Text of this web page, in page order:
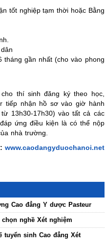
tốt nghiệp tạm thời hoặc Bằng
tháng gần nhất (cho vào phong
thí sinh đăng ký theo học,
tiếp nhận hồ sơ vào giờ hành
13h30-17h30) vào tất cả các
ứng điều kiện là có thể nộp
nhà trường.
www.caodangyduochanoi.net
Cao đẳng Y dược Pasteur
nghề Xét nghiệm
tuyển sinh Cao đẳng Xét